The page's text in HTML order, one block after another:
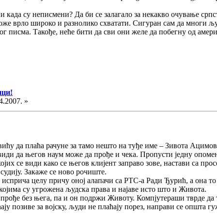
су неписмени? Да би се залагало за некакво очување
врло широко и разнолико схватати. Сигуран сам да многи
писма. Такође, неће бити да сви они желе да побегну од
»
да плаћа рачуне за тамо нешто на туђе име – Зивота
да његов наум може да прође и чека. Пропусти једну
се види како се његов клијент заправо зове, настави са
Закаже се ново рочиште.
целу причу оној алапачи са РТС-а Ради Ђурић, а она то
су угрожена људска права и најаве исто што и Живота.
без њега, па и он подржи Животу. Компјутераши тврде да
за војску, људи не плаћају порез, направи се општа